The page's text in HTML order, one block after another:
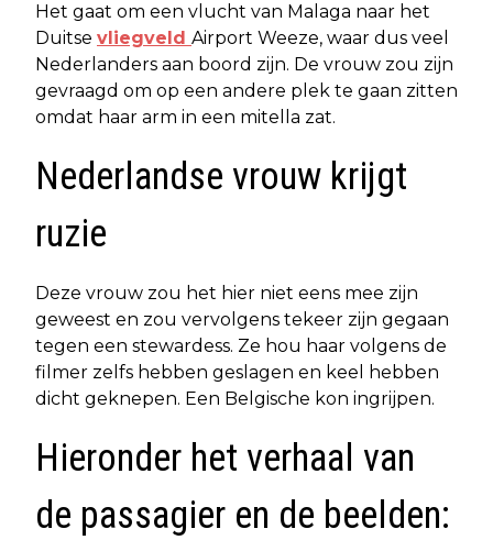
Het gaat om een vlucht van Malaga naar het
Duitse vliegveld Airport Weeze, waar dus veel
Nederlanders aan boord zijn. De vrouw zou zijn
gevraagd om op een andere plek te gaan zitten
omdat haar arm in een mitella zat.
Nederlandse vrouw krijgt
ruzie
Deze vrouw zou het hier niet eens mee zijn
geweest en zou vervolgens tekeer zijn gegaan
tegen een stewardess. Ze hou haar volgens de
filmer zelfs hebben geslagen en keel hebben
dicht geknepen. Een Belgische kon ingrijpen.
Hieronder het verhaal van
de passagier en de beelden: